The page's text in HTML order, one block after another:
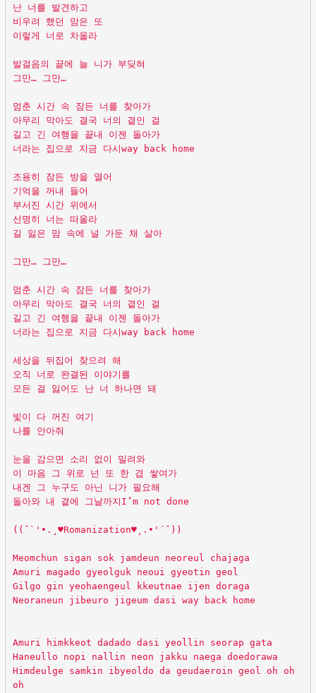
난 너를 발견하고
비우려 했던 맘은 또
이렇게 너로 차올라
발걸음의 끝에 늘 니가 부딪혀
그만… 그만…
멈춘 시간 속 잠든 너를 찾아가
아무리 막아도 결국 너의 곁인 걸
길고 긴 여행을 끝내 이젠 돌아가
너라는 집으로 지금 다시way back home
조용히 잠든 방을 열어
기억을 꺼내 들어
부서진 시간 위에서
선명히 너는 떠올라
길 잃은 맘 속에 널 가둔 채 살아
그만… 그만…
멈춘 시간 속 잠든 너를 찾아가
아무리 막아도 결국 너의 곁인 걸
길고 긴 여행을 끝내 이젠 돌아가
너라는 집으로 지금 다시way back home
세상을 뒤집어 찾으려 해
오직 너로 완결된 이야기를
모든 걸 잃어도 난 너 하나면 돼
빛이 다 꺼진 여기
나를 안아줘
눈을 감으면 소리 없이 밀려와
이 마음 그 위로 넌 또 한 겹 쌓여가
내겐 그 누구도 아닌 니가 필요해
돌아와 내 곁에 그날까지I’m not done
((¯`'•.¸♥Romanization♥¸.•'´¯))
Meomchun sigan sok jamdeun neoreul chajaga
Amuri magado gyeolguk neoui gyeotin geol
Gilgo gin yeohaengeul kkeutnae ijen doraga
Neoraneun jibeuro jigeum dasi way back home
Amuri himkkeot dadado dasi yeollin seorap gata
Haneullo nopi nallin neon jakku naega doedorawa
Himdeulge samkin ibyeoldo da geudaeroin geol oh oh
oh